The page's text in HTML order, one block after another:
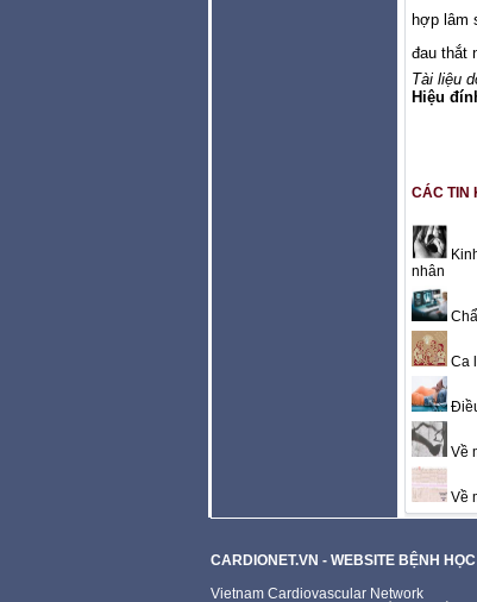
hợp lâm
đau thắt
Tài liệu
Hiệu
CÁC TIN
nhân
Ca
Về
Về
CARDIONET.VN - WEBSITE BỆNH
Vietnam Cardiovascular Network